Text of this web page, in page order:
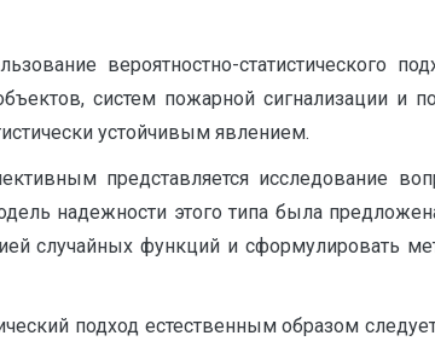
вероятностно-статистического
систем пожарной сигнализации и
устойчивым явлением.
представляется исследование
надежности этого типа была
случайных функций и сформулировать
подход естественным образом